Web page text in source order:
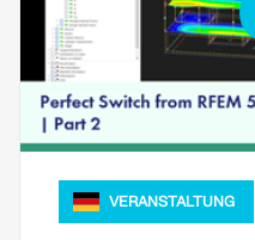
Geo-Zonen-Tool
Der Dlubal-
Windgeschwindigkeiten
VERANSTALTUNG